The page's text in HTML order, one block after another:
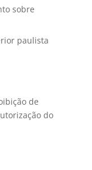
sobre
paulista
de
do